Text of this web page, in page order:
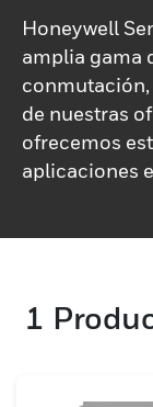
Honeywell
amplia gama
conmutación,
de nuestras
ofrecemos
aplicaciones
1